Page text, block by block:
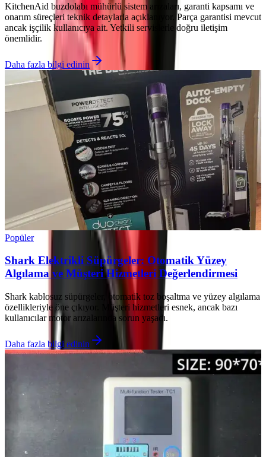
KitchenAid buzdolabı mühürlü sistem arızaları, garanti kapsamı ve
onarım süreçleri teknik detaylarla açıklanıyor. Parça garantisi mevcut
ancak işçilik kullanıcıya ait. Yetkili servislerle doğru iletişim
önemlidir.
Daha fazla bilgi edinin
Popüler
Shark Elektrikli Süpürgeler: Otomatik Yüzey
Algılama ve Müşteri Hizmetleri Değerlendirmesi
Shark kablosuz süpürgeler, otomatik toz boşaltma ve yüzey algılama
özellikleriyle öne çıkıyor. Müşteri hizmetleri esnek, ancak bazı
kullanıcılar motor arızalarında sorun yaşadı.
Daha fazla bilgi edinin